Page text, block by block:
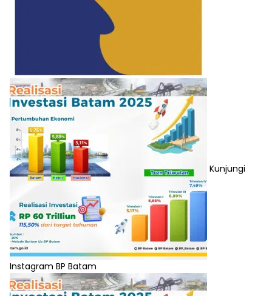
Kunjungi
Instagram BP Batam